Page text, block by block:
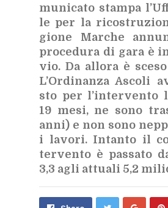
mu­ni­ca­to stam­pa
le per la
gio­ne Mar­che
pro­ce­du­ra di gara è
vio. Da al­lo­ra è
L’Or­di­nan­za Asco­li
sto per l’in­ter­ven­to
19 mesi, ne sono
anni) e non sono
i la­vo­ri. In­tan­to il
ter­ven­to è pas­sa­to
3,3 agli at­tua­li 5,2